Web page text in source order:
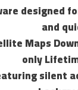
designed
and
Maps
only
silent